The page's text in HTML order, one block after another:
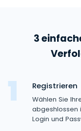
Anruflisten
Text Message
GPS-Standorte
Keylogger
Messaging-
Whatsapp
Facebook
Soziale Medien
Facebook
Medien
Foto- und Video-
3
Registrieren
Wählen Sie
abgeshlossen
Login und